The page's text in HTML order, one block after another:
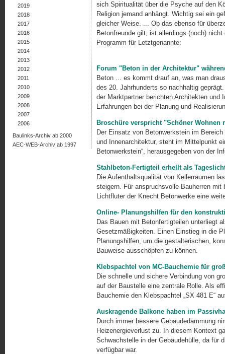
sich Spiritualität über die Psyche auf den
Religion jemand anhängt. Wichtig sei ein
gleicher Weise. ... Ob das ebenso für
Betonfreunde gilt, ist allerdings (noch)
Programm für Letztgenannte:
Forum "Beton in der Architektur"
Beton ... es kommt drauf an, was man
des 20. Jahrhunderts so nachhaltig
der Marktpartner berichten Architekten und
Erfahrungen bei der Planung und
Broschüre verspricht "Schöner Wohnen
Der Einsatz von Betonwerkstein im
und Innen­architektur, steht im Mittelpunkt
Betonwerkstein“, herausge­geben von der
Stahlbeton-Fertigteil erhellt als
Die Aufenthaltsqualität von Kellerräumen
steigern. Für anspruchsvolle Bauherren
Lichtfluter der Knecht Betonwerke eine
Online- Planungshilfen für den
Das Bauen mit Betonfertigteilen unterliegt
Gesetzmäßigkeiten. Einen Einstieg in die
Planungshilfen, um die gestalterischen,
Bauweise ausschöpfen zu können.
Klebspachtel von MC-Bauchemie für
Die schnelle und sichere Verbindung von
auf der Baustelle eine zentrale Rolle. Als
Bauchemie den Klebspachtel „SX 481 E“
Auskragende Balkone haben im
Durch immer bessere Gebäudedämmung
Heizenergieverlust zu. In diesem Kontext
Schwachstelle in der Gebäudehülle, da für
verfügbar war.
2019
2018
2017
2016
2015
2014
2013
2012
2011
2010
2009
2008
2007
2006
Baulinks-Archiv ab 2000
AEC-WEB-Archiv ab 1997